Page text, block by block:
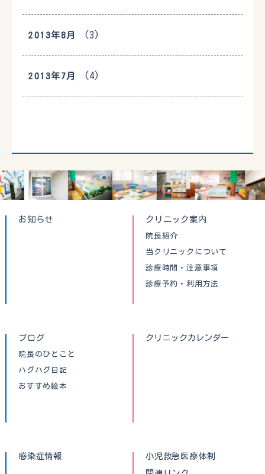
2013年8月 (3)
2013年7月 (4)
お知らせ クリニック案内
院長紹介
当クリニックについて
診療時間・注意事項
診療予約・利用方法
ブログ
院長のひとこと
ハグハグ日記
おすすめ絵本
クリニックカレンダー
感染症情報
小児救急医療体制